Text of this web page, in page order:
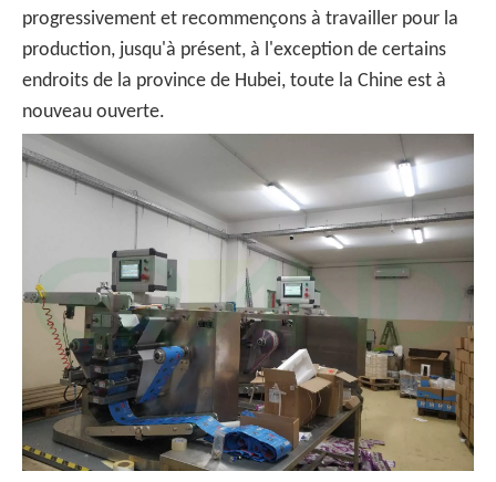
progressivement et recommençons à travailler pour la
production, jusqu'à présent, à l'exception de certains
endroits de la province de Hubei, toute la Chine est à
nouveau ouverte.